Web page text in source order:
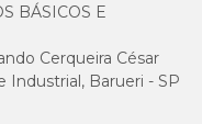
BÁSICOS E
Cerqueira César
Industrial, Barueri - SP